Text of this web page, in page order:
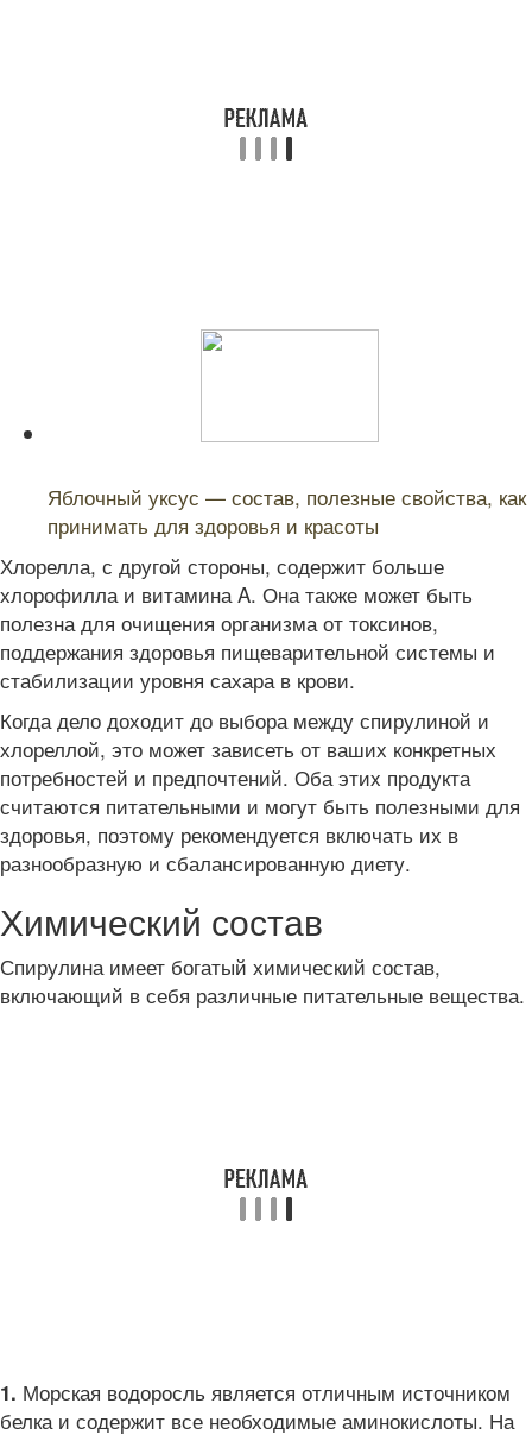
Яблочный уксус — состав, полезные свойства, как
принимать для здоровья и красоты
Хлорелла, с другой стороны, содержит больше
хлорофилла и витамина A. Она также может быть
полезна для очищения организма от токсинов,
поддержания здоровья пищеварительной системы и
стабилизации уровня сахара в крови.
Когда дело доходит до выбора между спирулиной и
хлореллой, это может зависеть от ваших конкретных
потребностей и предпочтений. Оба этих продукта
считаются питательными и могут быть полезными для
здоровья, поэтому рекомендуется включать их в
разнообразную и сбалансированную диету.
Химический состав
Спирулина имеет богатый химический состав,
включающий в себя различные питательные вещества.
1. Морская водоросль является отличным источником
белка и содержит все необходимые аминокислоты. На